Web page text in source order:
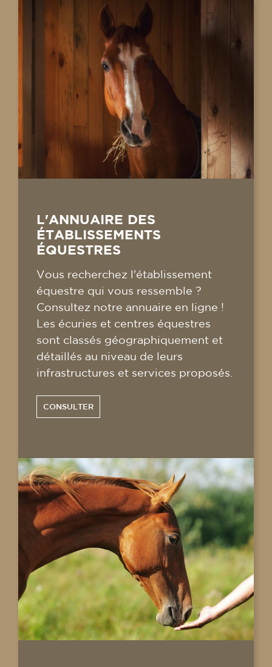
L'ANNUAIRE DES
ÉTABLISSEMENTS
ÉQUESTRES
Vous recherchez l'établissement
équestre qui vous ressemble ?
Consultez notre annuaire en ligne !
Les écuries et centres équestres
sont classés géographiquement et
détaillés au niveau de leurs
infrastructures et services proposés.
CONSULTER